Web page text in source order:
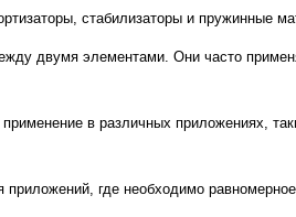
стабилизаторы и пружинные
двумя элементами. Они часто
в различных приложениях,
где необходимо